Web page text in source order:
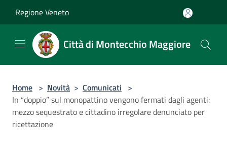
Regione Veneto
Città di Montecchio Maggiore
Home > Novità > Comunicati >
In “doppio” sul monopattino vengono fermati dagli agenti:
mezzo sequestrato e cittadino irregolare denunciato per
ricettazione